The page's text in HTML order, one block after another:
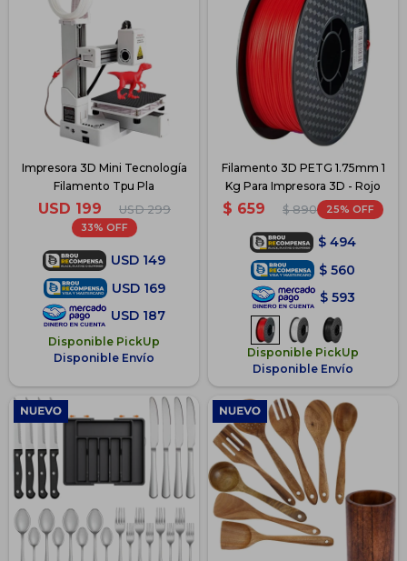
Impresora 3D Mini Tecnología
Filamento Tpu Pla
USD 199 USD 299
33
USD 149
USD 169
USD 187
Disponible PickUp
Disponible Envío
Filamento 3D PETG 1.75mm 1
Kg Para Impresora 3D - Rojo
$ 659 $ 890 25
$ 494
$ 560
$ 593
Disponible PickUp
Disponible Envío